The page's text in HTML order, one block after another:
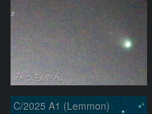
みっちゃん
C/2025 A1 (Lemmon)